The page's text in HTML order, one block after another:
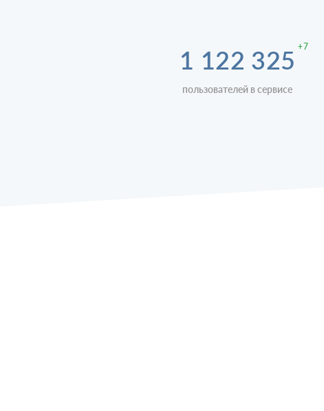
1 122 325 +7
пользователей в сервисе